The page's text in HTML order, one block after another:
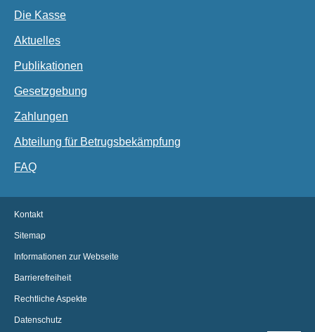
Die Kasse
Aktuelles
Publikationen
Gesetzgebung
Zahlungen
Abteilung für Betrugsbekämpfung
FAQ
Kontakt
Sitemap
Informationen zur Webseite
Barrierefreiheit
Rechtliche Aspekte
Datenschutz